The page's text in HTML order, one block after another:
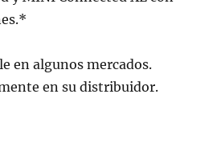
en algunos mercados.
en su distribuidor.